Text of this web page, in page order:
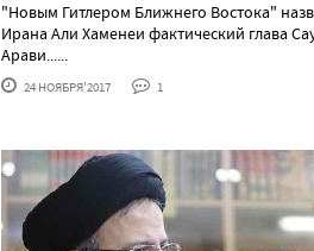
"Новым Гитлером Ближнего Востока"
Ирана Али Хаменеи фактический глава
Арави......
24 НОЯБРЯ'2017 1